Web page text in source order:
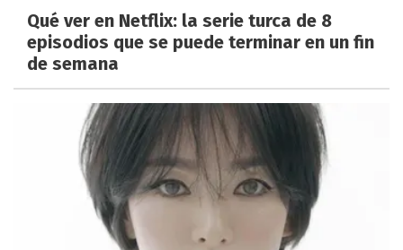
Qué ver en Netflix: la serie turca de 8
episodios que se puede terminar en un fin
de semana